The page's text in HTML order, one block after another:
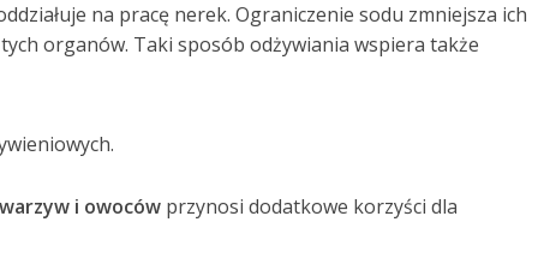
na pracę nerek. Ograniczenie sodu zmniejsza ich
organów. Taki sposób odżywiania wspiera także
i owoców przynosi dodatkowe korzyści dla